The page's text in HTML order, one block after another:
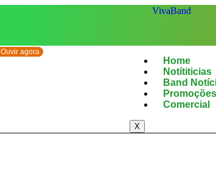
Home
Notítiticias
Band
Promoções
Comercial
X
Ouvir agora